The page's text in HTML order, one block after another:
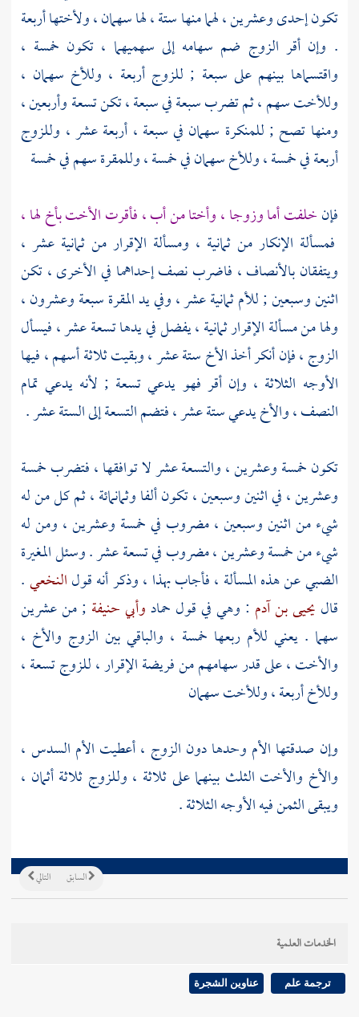
تكون إحدى وعشرين ، لهما منها ستة ، لها سهمان ، ولأختها أربعة
. وإن أقر الزوج ضم سهامه إلى سهميهما ، تكون خمسة ،
واقتسماها بينهم على سبعة ; للزوج أربعة ، وللأخ سهمان ،
وللأخت سهم ، ثم تضرب سبعة في سبعة ، تكن تسعة وأربعين ،
ومنها تصح ; للمنكرة سهمان في سبعة ، أربعة عشر ، وللزوج
أربعة في خمسة ، وللأخ سهمان في خمسة ، وللمقرة سهم في خمسة
فإنخلفت أما وزوجا ، وأختا من أب ، فأقرت الأخت بأخ لها ،
فمسألة الإنكار من ثمانية ، ومسألة الإقرار من ثمانية عشر ،
ويتفقان بالأنصاف ، فاضرب نصف إحداهما في الأخرى ، تكن
اثنين وسبعين ; للأم ثمانية عشر ، وفي يد المقرة سبعة وعشرون ،
ولها من مسألة الإقرار ثمانية ، يفضل في يدها تسعة عشر ، فيسأل
الزوج ، فإن أنكر أخذ الأخ ستة عشر ، وبقيت ثلاثة أسهم ، فيها
الأوجه الثلاثة ، وإن أقر فهو يدعي تسعة ; لأنه يدعي تمام
النصف ، والأخ يدعي ستة عشر ، فتضم التسعة إلى الستة عشر .
تكون خمسة وعشرين ، والتسعة عشر لا توافقها ، فتضرب خمسة
وعشرين ، في اثنين وسبعين ، تكون ألفا وثمانمائة ، ثم كل من له
شيء من اثنين وسبعين ، مضروب في خمسة وعشرين ، ومن له
شيء من خمسة وعشرين ، مضروب في تسعة عشر . وسئلالمغيرة
الضبيعن هذه المسألة ، فأجاب بهذا ، وذكر أنه قولالنخعي.
قال يحيى بن آدم : وهي في قول حمادوأبي حنيفة ; من عشرين
سهما . يعني للأم ربعها خمسة ، والباقي بين الزوج والأخ ،
والأخت ، على قدر سهامهم من فريضة الإقرار ، للزوج تسعة ،
وللأخ أربعة ، وللأخت سهمان
وإن صدقتها الأم وحدها دون الزوج ، أعطيت الأم السدس ،
والأخ والأخت الثلث بينهما على ثلاثة ، وللزوج ثلاثة أثمان ،
ويبقى الثمن فيه الأوجه الثلاثة .
التالي السابق
الخدمات العلمية
ترجمة علم عناوين الشجرة